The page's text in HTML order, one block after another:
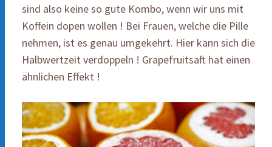
sind also keine so gute Kombo, wenn wir uns mit
Koffein dopen wollen ! Bei Frauen, welche die Pille
nehmen, ist es genau umgekehrt. Hier kann sich die
Halbwertzeit verdoppeln ! Grapefruitsaft hat einen
ähnlichen Effekt !